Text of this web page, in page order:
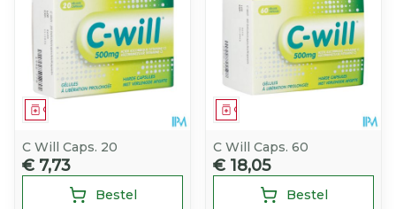
Geneesmiddel
C Will Caps. 20
€ 7,73
Bestel
Geneesmiddel
C Will Caps. 60
€ 18,05
Bestel